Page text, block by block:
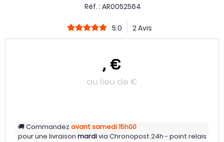
Réf. : AR0052564
5.0 2 Avis
, €
au lieu de €
Commandezavant samedi15h00
pour une livraison mardivia Chronopost 24h - point relais